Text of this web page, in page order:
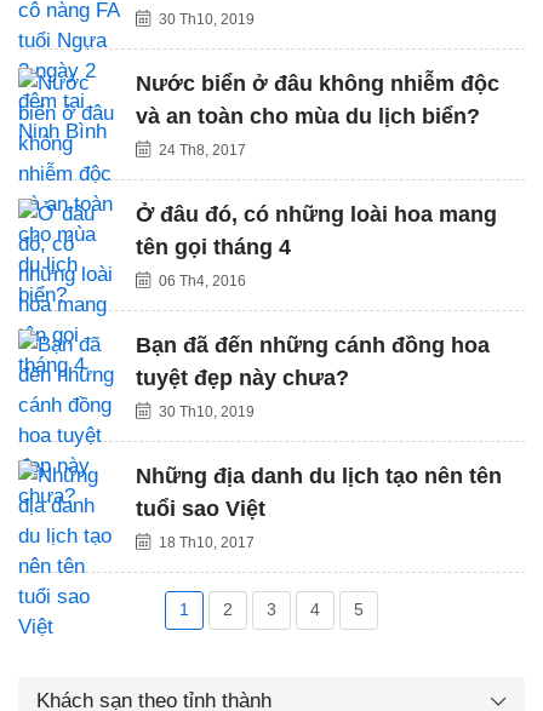
30 Th10, 2019
Nước biển ở đâu không nhiễm độc
và an toàn cho mùa du lịch biển?
24 Th8, 2017
Ở đâu đó, có những loài hoa mang
tên gọi tháng 4
06 Th4, 2016
Bạn đã đến những cánh đồng hoa
tuyệt đẹp này chưa?
30 Th10, 2019
Những địa danh du lịch tạo nên tên
tuổi sao Việt
18 Th10, 2017
1 2 3 4 5
Khách sạn theo tỉnh thành